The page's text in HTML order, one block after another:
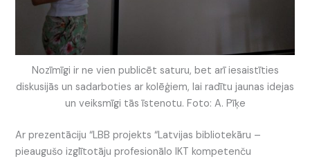
Nozīmīgi ir ne vien publicēt saturu, bet arī iesaistīties
diskusijās un sadarboties ar kolēģiem, lai radītu jaunas idejas
un veiksmīgi tās īstenotu. Foto: A. Pīķe
Ar prezentāciju “LBB projekts “Latvijas bibliotekāru –
pieaugušo izglītotāju profesionālo IKT kompetenču